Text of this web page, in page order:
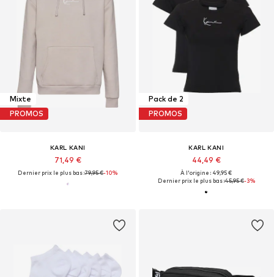
Mixte
PROMOS
KARL KANI
71,49 €
Dernier prix le plus bas :79,95 €-10%
Pack de 2
PROMOS
KARL KANI
44,49 €
À l'origine : 49,95 €
Dernier prix le plus bas :45,95 €-3%